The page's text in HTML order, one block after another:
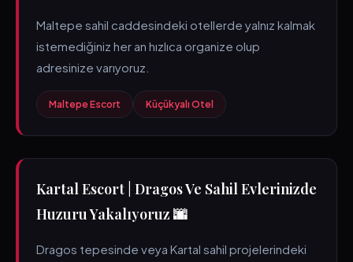
Maltepe sahil caddesindeki otellerde yalnız kalmak
istemediğiniz her an hızlıca organize olup
adresinize varıyoruz.
Maltepe Escort Küçükyalı Otel
Kartal Escort | Dragos Ve Sahil Evlerinizde
Huzuru Yakalıyoruz 🌆
Dragos tepesinde veya Kartal sahil projelerindeki